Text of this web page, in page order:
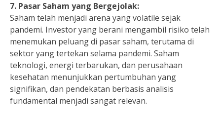
7. Pasar Saham yang Bergejolak:
Saham telah menjadi arena yang volatile sejak
pandemi. Investor yang berani mengambil risiko telah
menemukan peluang di pasar saham, terutama di
sektor yang tertekan selama pandemi. Saham
teknologi, energi terbarukan, dan perusahaan
kesehatan menunjukkan pertumbuhan yang
signifikan, dan pendekatan berbasis analisis
fundamental menjadi sangat relevan.